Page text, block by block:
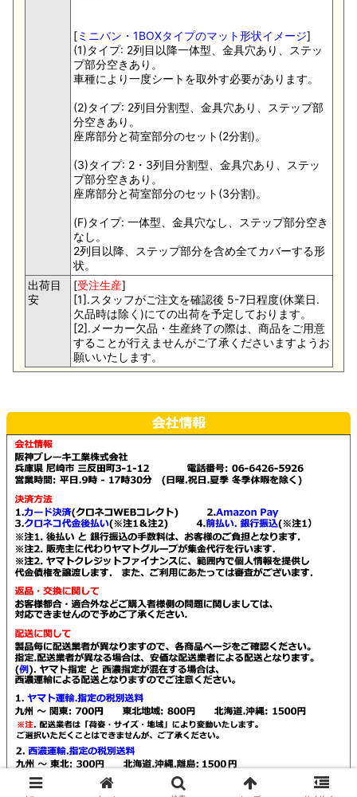
[ミニバン・1BOXタイプのマット形状イメージ]
(1)タイプ: 2列目以降一体型、金具穴あり、ステッ
プ部分空きあり。
車種により一度シートを取外す必要があります。
(2)タイプ: 2列目分割型、金具穴あり、ステップ部
分空きあり。
座席部分と荷室部分のセット(2分割)。
(3)タイプ: 2・3列目分割型、金具穴あり、ステッ
プ部分空きあり。
座席部分と荷室部分のセット(3分割)。
(F)タイプ: 一体型、金具穴なし、ステップ部分空き
なし。
2列目以降、ステップ部分を含め全てカバーする形
状。
出荷目
安
[受注生産]
[1].スタッフがご注文を確認後 5-7日程度(休業日.
欠品時は除く)にての出荷を予定しております。
[2].メーカー欠品・生産終了の際は、商品をご用意
することが行えませんがご了承くださいますようお
願いいたします。
© 2021 Kendall販売店 阪神ブレーキ工業.